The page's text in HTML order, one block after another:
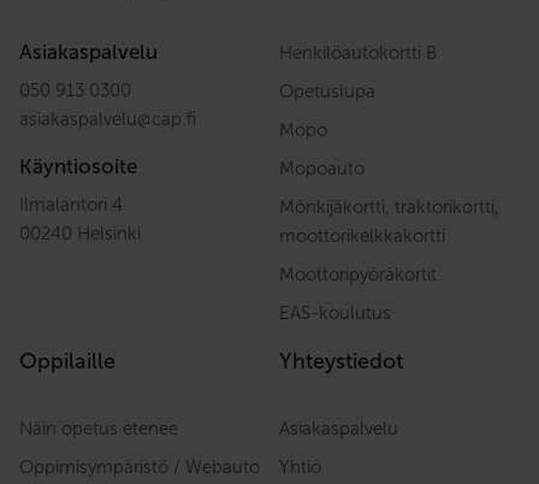
Asiakaspalvelu
050 913 0300
asiakaspalvelu@cap.fi
Käyntiosoite
Ilmalantori 4
00240 Helsinki
Henkilöautokortti B
Opetuslupa
Mopo
Mopoauto
Mönkijäkortti, traktorikortti,
moottorikelkkakortti
Moottoripyöräkortit
EAS-koulutus
Oppilaille
Näin opetus etenee
Oppimisympäristö / Webauto
Yhteystiedot
Asiakaspalvelu
Yhtiö